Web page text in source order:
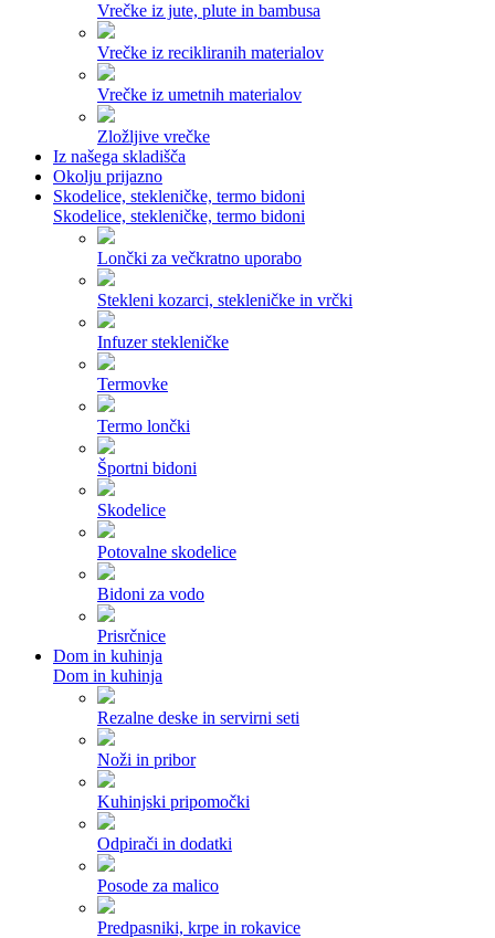
Vrečke iz jute, plute in bambusa
Vrečke iz recikliranih materialov
Vrečke iz umetnih materialov
Zložljive vrečke
Iz našega skladišča
Okolju prijazno
Skodelice, stekleničke, termo bidoni
Skodelice, stekleničke, termo bidoni
Lončki za večkratno uporabo
Stekleni kozarci, stekleničke in vrčki
Infuzer stekleničke
Termovke
Termo lončki
Športni bidoni
Skodelice
Potovalne skodelice
Bidoni za vodo
Prisrčnice
Dom in kuhinja
Dom in kuhinja
Rezalne deske in servirni seti
Noži in pribor
Kuhinjski pripomočki
Odpirači in dodatki
Posode za malico
Predpasniki, krpe in rokavice